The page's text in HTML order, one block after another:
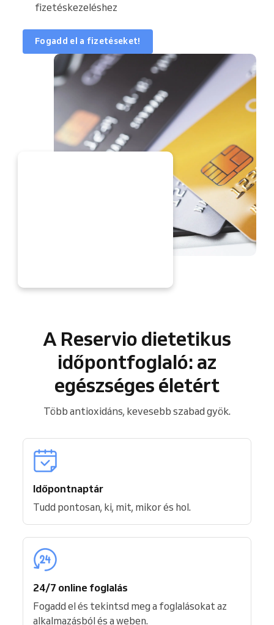
fizetéskezeléshez
Fogadd el a fizetéseket!
A Reservio dietetikus
időpontfoglaló: az
egészséges életért
Több antioxidáns, kevesebb szabad gyök.
Időpontnaptár
Tudd pontosan, ki, mit, mikor és hol.
24/7 online foglalás
Fogadd el és tekintsd meg a foglalásokat az
alkalmazásból és a weben.